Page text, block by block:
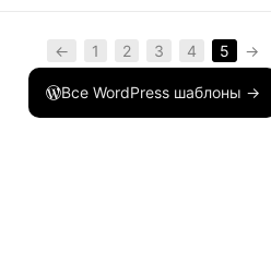
← 1 2 3 4 5 →
Все WordPress шаблоны →